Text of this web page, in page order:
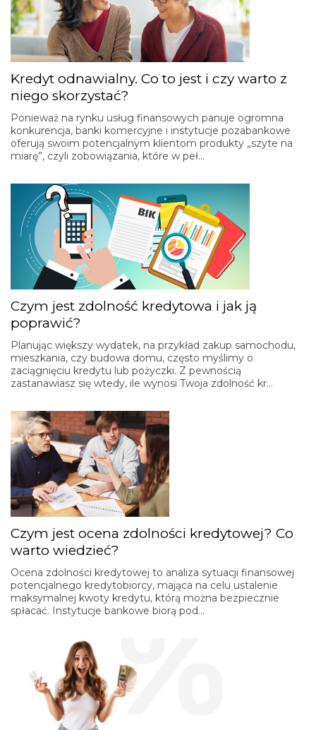
Kredyt odnawialny. Co to jest i czy warto z
niego skorzystać?
Ponieważ na rynku usług finansowych panuje ogromna
konkurencja, banki komercyjne i instytucje pozabankowe
oferują swoim potencjalnym klientom produkty „szyte na
miarę”, czyli zobowiązania, które w peł…
Czym jest zdolność kredytowa i jak ją
poprawić?
Planując większy wydatek, na przykład zakup samochodu,
mieszkania, czy budowa domu, często myślimy o
zaciągnięciu kredytu lub pożyczki. Z pewnością
zastanawiasz się wtedy, ile wynosi Twoja zdolność kr…
Czym jest ocena zdolności kredytowej? Co
warto wiedzieć?
Ocena zdolności kredytowej to analiza sytuacji finansowej
potencjalnego kredytobiorcy, mająca na celu ustalenie
maksymalnej kwoty kredytu, którą można bezpiecznie
spłacać. Instytucje bankowe biorą pod…